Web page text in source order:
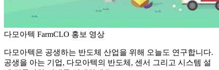
다모아텍 FarmCLO 홍보 영상
다모아텍은 공생하는 반도체 산업을 위해 오늘도 연구합니다.
공생을 아는 기업, 다모아텍의 반도체, 센서 그리고 시스템 설